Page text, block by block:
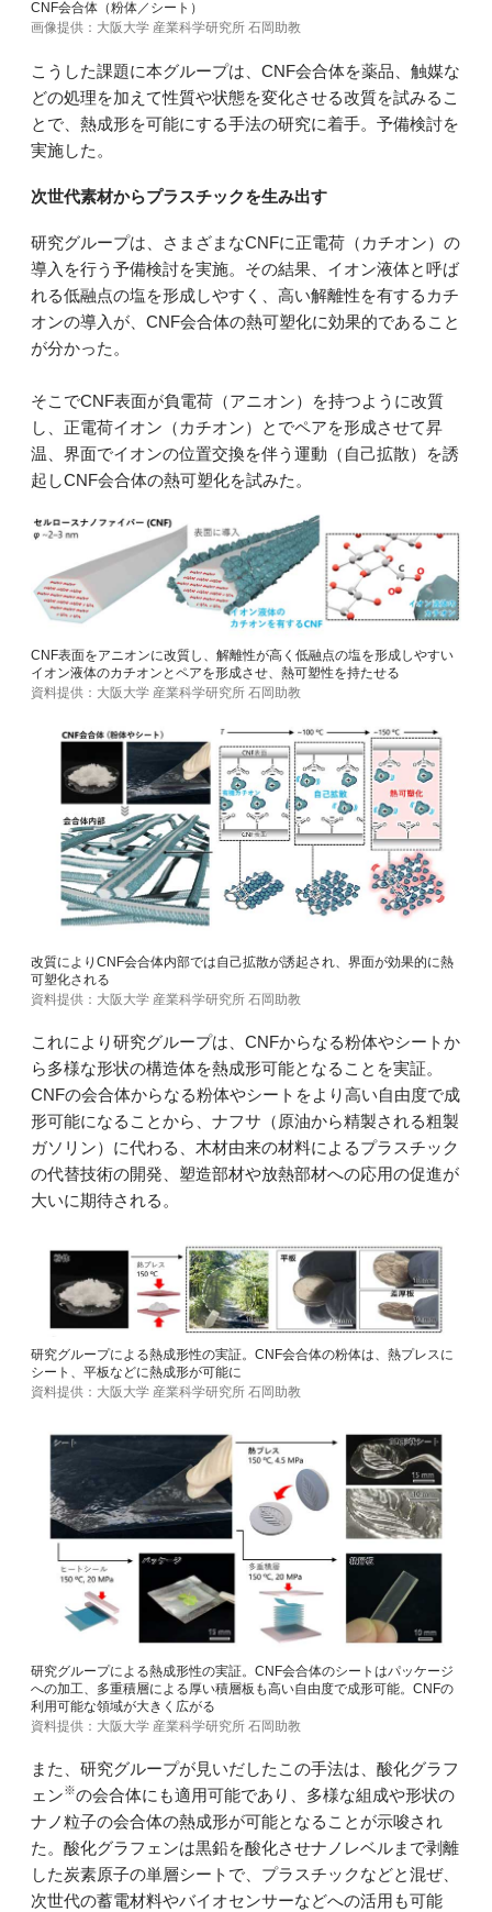
CNF会合体（粉体／シート）
画像提供：大阪大学 産業科学研究所 石岡助教
こうした課題に本グループは、CNF会合体を薬品、触媒な
どの処理を加えて性質や状態を変化させる改質を試みるこ
とで、熱成形を可能にする手法の研究に着手。予備検討を
実施した。
次世代素材からプラスチックを生み出す
研究グループは、さまざまなCNFに正電荷（カチオン）の
導入を行う予備検討を実施。その結果、イオン液体と呼ば
れる低融点の塩を形成しやすく、高い解離性を有するカチ
オンの導入が、CNF会合体の熱可塑化に効果的であること
が分かった。
そこでCNF表面が負電荷（アニオン）を持つように改質
し、正電荷イオン（カチオン）とでペアを形成させて昇
温、界面でイオンの位置交換を伴う運動（自己拡散）を誘
起しCNF会合体の熱可塑化を試みた。
CNF表面をアニオンに改質し、解離性が高く低融点の塩を形成しやすい
イオン液体のカチオンとペアを形成させ、熱可塑性を持たせる
資料提供：大阪大学 産業科学研究所 石岡助教
改質によりCNF会合体内部では自己拡散が誘起され、界面が効果的に熱
可塑化される
資料提供：大阪大学 産業科学研究所 石岡助教
これにより研究グループは、CNFからなる粉体やシートか
ら多様な形状の構造体を熱成形可能となることを実証。
CNFの会合体からなる粉体やシートをより高い自由度で成
形可能になることから、ナフサ（原油から精製される粗製
ガソリン）に代わる、木材由来の材料によるプラスチック
の代替技術の開発、塑造部材や放熱部材への応用の促進が
大いに期待される。
研究グループによる熱成形性の実証。CNF会合体の粉体は、熱プレスに
シート、平板などに熱成形が可能に
資料提供：大阪大学 産業科学研究所 石岡助教
研究グループによる熱成形性の実証。CNF会合体のシートはパッケージ
への加工、多重積層による厚い積層板も高い自由度で成形可能。CNFの
利用可能な領域が大きく広がる
資料提供：大阪大学 産業科学研究所 石岡助教
また、研究グループが見いだしたこの手法は、酸化グラフ
ェン※の会合体にも適用可能であり、多様な組成や形状の
ナノ粒子の会合体の熱成形が可能となることが示唆され
た。酸化グラフェンは黒鉛を酸化させナノレベルまで剥離
した炭素原子の単層シートで、プラスチックなどと混ぜ、
次世代の蓄電材料やバイオセンサーなどへの活用も可能